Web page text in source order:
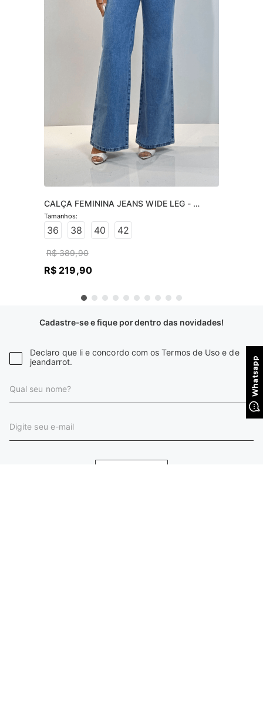
CALÇA FEMININA JEANS WIDE LEG -
JEANS CLARO
36 38 40 42
R$ 389,90
R$ 219,90
Cadastre-se e fique por dentro das novidades!
Declaro que li e concordo com os Termos de Uso e de
jeandarrot.